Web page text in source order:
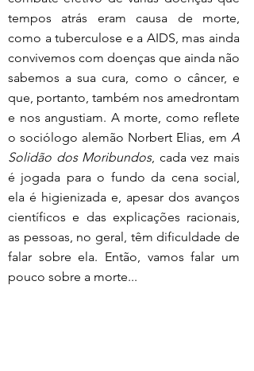
tempos atrás eram causa de morte,
como a tuberculose e a AIDS, mas ainda
convivemos com doenças que ainda não
sabemos a sua cura, como o câncer, e
que, portanto, também nos amedrontam
e nos angustiam. A morte, como reflete
o sociólogo alemão Norbert Elias, em A
Solidão dos Moribundos, cada vez mais
é jogada para o fundo da cena social,
ela é higienizada e, apesar dos avanços
científicos e das explicações racionais,
as pessoas, no geral, têm dificuldade de
falar sobre ela. Então, vamos falar um
pouco sobre a morte...